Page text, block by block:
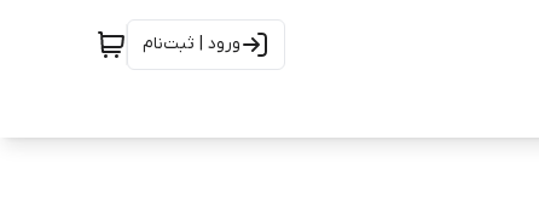
ورود | ثبت‌نام